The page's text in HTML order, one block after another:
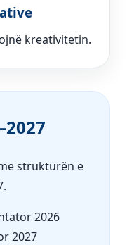
kreativitetin.
strukturën e
2026
2027